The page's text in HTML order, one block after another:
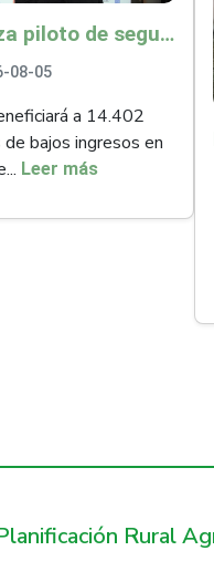
Minagricultura lanza piloto de seguro agropecuario por $9.625 millones para proteger a más de 14.000 pequeños productores contra riesgos del Fenómeno de El Niño
08-05
a 14.402
bajos ingresos en
Leer más
Rural